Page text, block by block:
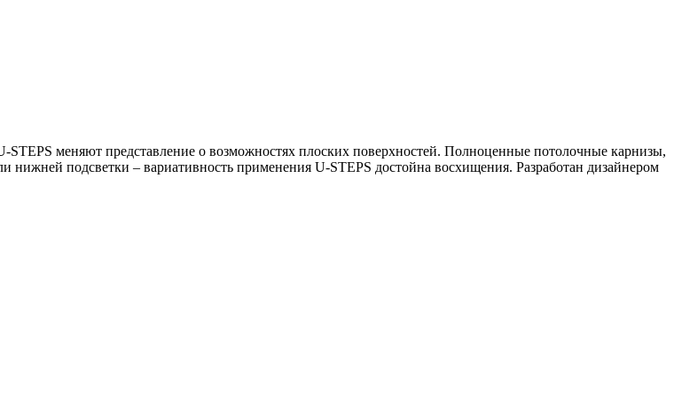
меняют представление о возможностях плоских поверхностей. Полноценные потолочные карнизы,
подсветки – вариативность применения U-STEPS достойна восхищения. Разработан дизайнером